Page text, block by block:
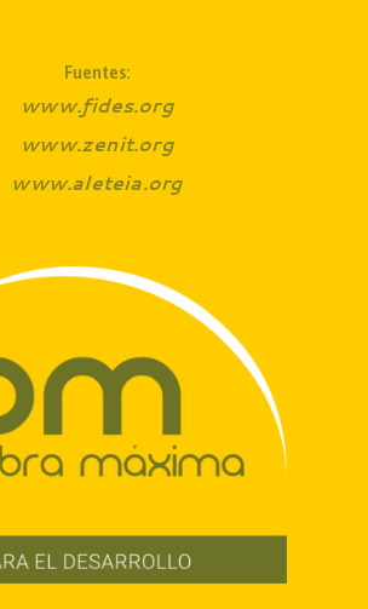
Fuentes:
www.fides.org
www.zenit.org
www.aleteia.org